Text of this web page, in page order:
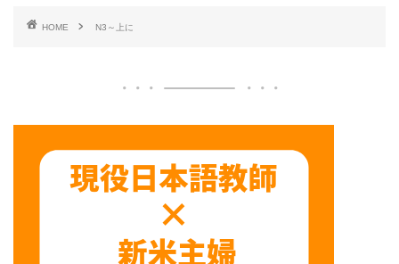
HOME N3～上に